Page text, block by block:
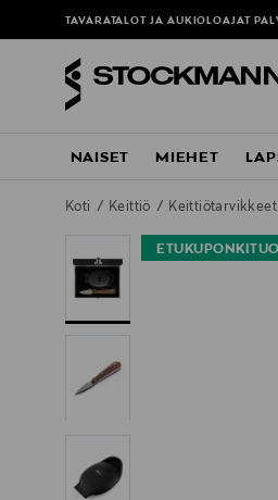
TAVARATALOT JA AUKIOLOAJAT
NAISET MIEHET
Koti Keittiö Keittiötarvikkeet